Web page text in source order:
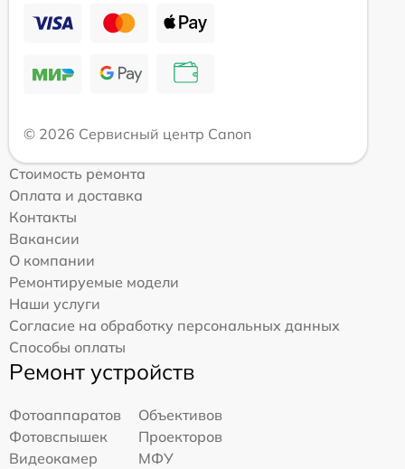
© 2026 Сервисный центр Canon
Стоимость ремонта
Оплата и доставка
Контакты
Вакансии
О компании
Ремонтируемые модели
Наши услуги
Согласие на обработку персональных данных
Способы оплаты
Ремонт устройств
Фотоаппаратов
Объективов
Фотовспышек
Проекторов
Видеокамер
МФУ